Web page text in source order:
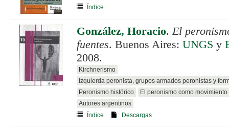
Índice
González, Horacio. El
fuentes. Buenos Aires: UNGS y
2008.
Kirchnerismo
Izquierda peronista, grupos armados peronistas y
Peronismo histórico
El peronismo como
Autores argentinos
Índice
Descargas